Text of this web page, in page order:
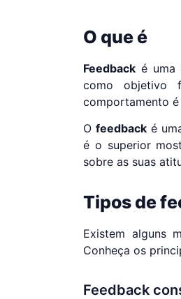
O que é
Feedback é uma
como objetivo
comportamento
Ofeedback é
é o superior
sobre as suas
Tipos de
Existem alguns
Conheça os
Feedback